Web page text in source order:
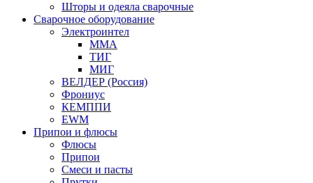
Шторы и одеяла сварочные
Сварочное оборудование
Электроинтел
ММА
ТИГ
МИГ
ВЕЛДЕР (Россия)
Фрониус
КЕМППИ
EWM
Припои и флюсы
Флюсы
Припои
Смеси и пасты